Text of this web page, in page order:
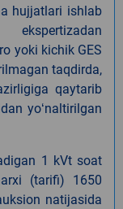
hujjatlari ishlab
yoki kichik GES
taqdirda,
qaytarib
yoʻnaltirilgan
1 kVt soat
(tarifi) 1650
natijasida